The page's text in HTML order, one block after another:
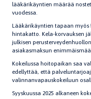
lääkärikäyntien määrää
vuodessa.
Lääkärikäyntien tapaan
hintakatto. Kela-korvauksen
julkisen
asiakasmaksun
Kokeilussa hoitopaikan saa
edellyttää, että
valinnanvapauskokeiluun
Syyskuussa 2025 alkaneen